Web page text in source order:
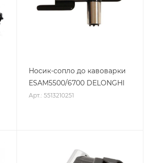
Носик-сопло до кавоварки
ESAM5500/6700 DELONGHI
Арт.: 5513210251